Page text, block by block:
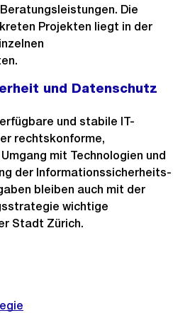
Die
Projekten liegt in der
und Datenschutz
und stabile IT-
rechtskonforme,
mit Technologien und
der Informationssicherheits-
bleiben auch mit der
wichtige
Stadt Zürich.